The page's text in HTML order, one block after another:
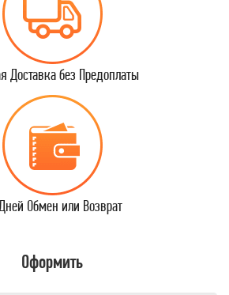
Доставка без Предоплаты
Обмен или Возврат
Оформить